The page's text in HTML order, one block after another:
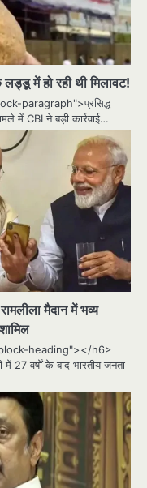
में हो रही थी मिलावट!
paragraph">प्रसिद्ध
में CBI ने बड़ी कार्रवाई…
मैदान में भव्य
heading"></h6>
वर्षों के बाद भारतीय जनता